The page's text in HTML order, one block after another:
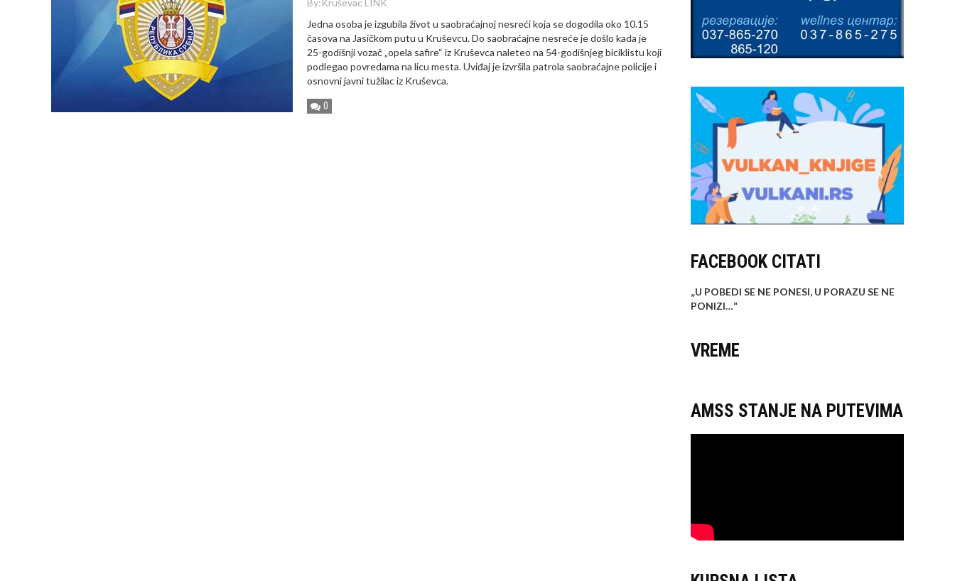
By:Kruševac LINK
Jedna osoba je izgubila život u saobraćajnoj nesreći koja se dogodila oko 10.15
časova na Jasičkom putu u Kruševcu. Do saobraćajne nesreće je došlo kada je
25-godišnji vozač „opela safire“ iz Kruševca naleteo na 54-godišnjeg biciklistu koji
podlegao povredama na licu mesta. Uviđaj je izvršila patrola saobraćajne policije i
osnovni javni tužilac iz Kruševca.
0
FACEBOOK CITATI
„U POBEDI SE NE PONESI, U PORAZU SE NE
PONIZI…“
VREME
AMSS STANJE NA PUTEVIMA